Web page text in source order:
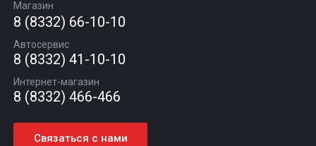
Автомасла
Шиномонтаж
Гарантии и возврат
Вакансии
Новости
Статьи
Контакты
Магазин
8 (8332) 66-10-10
Автосервис
8 (8332) 41-10-10
Интернет-магазин
8 (8332) 466-466
Связаться с нами